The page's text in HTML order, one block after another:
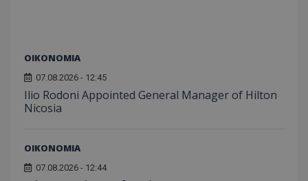
ΟΙΚΟΝΟΜΙΑ
07.08.2026 - 12:45
Ilio Rodoni Appointed General Manager of Hilton
Nicosia
ΟΙΚΟΝΟΜΙΑ
07.08.2026 - 12:44